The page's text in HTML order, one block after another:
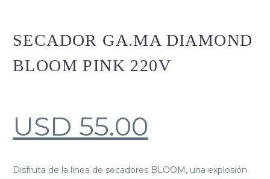
SECADOR GA.MA DIAMOND
BLOOM PINK 220V
USD 55.00
Disfruta de la línea de secadores BLOOM, una explosión